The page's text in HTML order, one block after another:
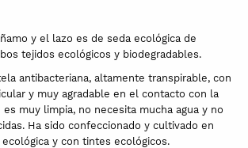
y el lazo es de seda ecológica de
tejidos ecológicos y biodegradables.
antibacteriana, altamente transpirable, con
y muy agradable en el contacto con la
muy limpia, no necesita mucha agua y no
Ha sido confeccionado y cultivado en
ecológica y con tintes ecológicos.